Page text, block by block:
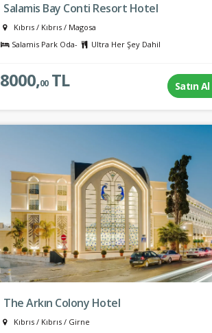
Salamis Bay Conti Resort Hotel
Kıbrıs / Kıbrıs / Magosa
Salamis Park Oda-
Ultra Her Şey Dahil
8000,00TL Satın Al
The Arkın Colony Hotel
Kıbrıs / Kıbrıs / Girne